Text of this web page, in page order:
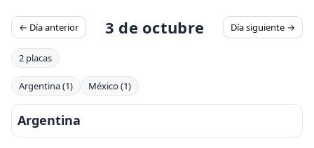
← Día anterior 3 de octubre Día siguiente →
2 placas
Argentina (1) México (1)
Argentina